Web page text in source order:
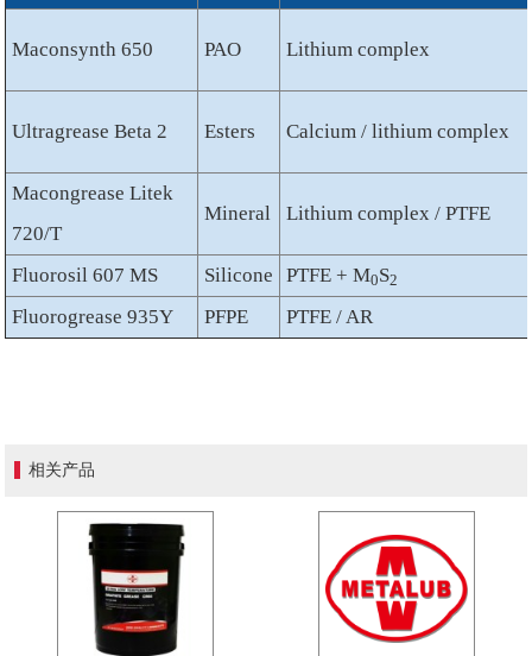
Maconsynth 650 PAO Lithium complex
Ultragrease Beta 2 Esters Calcium / lithium complex
Macongrease Litek
720/T
Mineral Lithium complex / PTFE
Fluorosil 607 MS Silicone PTFE + M0S2
Fluorogrease 935Y PFPE PTFE / AR
相关产品